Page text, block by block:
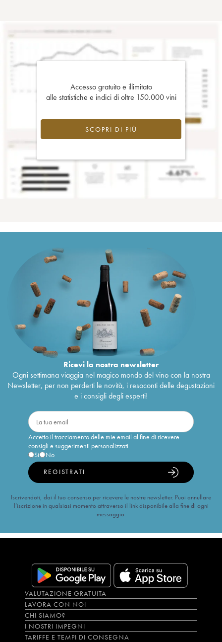
Accesso gratuito e illimitato
alle statistiche e indici di oltre 150.000 vini
SCOPRI DI PIÙ
Ricevi la nostra newsletter
Ogni settimana viaggia nel magico mondo del vino con la nostra
Newsletter, per non perderti le novità, i resoconti delle degustazioni
e i consigli degli esperti!
Accetto il tracciamento delle mie email al fine di ricevere
consigli e suggerimenti personalizzati
Sì
No
REGISTRATI
Iscrivendoti, dai il tuo consenso per ricevere le nostre newsletter. Puoi annullare
l’iscrizione in qualsiasi momento attraverso il link disponibile alla fine di ogni
messaggio.
VALUTAZIONE GRATUITA
LAVORA CON NOI
CHI SIAMO?
I NOSTRI IMPEGNI
TARIFFE E TEMPI DI CONSEGNA